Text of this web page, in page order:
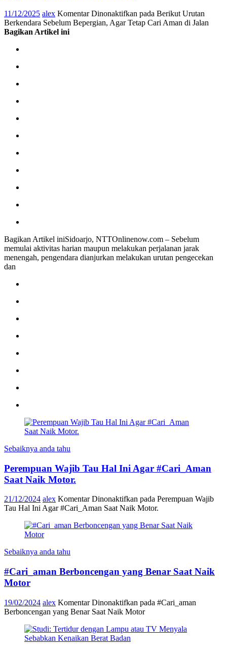
11/12/2025 alex Komentar Dinonaktifkan pada Berikut Urutan
Berkendara Sebelum Bepergian, Agar Tetap Cari Aman di Jalan
Bagikan Artikel ini
Bagikan Artikel iniSidoarjo, NTTOnlinenow.com – Sebelum
memulai aktivitas harian maupun melakukan perjalanan jarak
menengah, pengendara dianjurkan melakukan urutan pengecekan
dan
Sebaiknya anda tahu
Perempuan Wajib Tau Hal Ini Agar #Cari_Aman
Saat Naik Motor.
21/12/2024 alex Komentar Dinonaktifkan pada Perempuan Wajib
Tau Hal Ini Agar #Cari_Aman Saat Naik Motor.
Sebaiknya anda tahu
#Cari_aman Berboncengan yang Benar Saat Naik
Motor
19/02/2024 alex Komentar Dinonaktifkan pada #Cari_aman
Berboncengan yang Benar Saat Naik Motor